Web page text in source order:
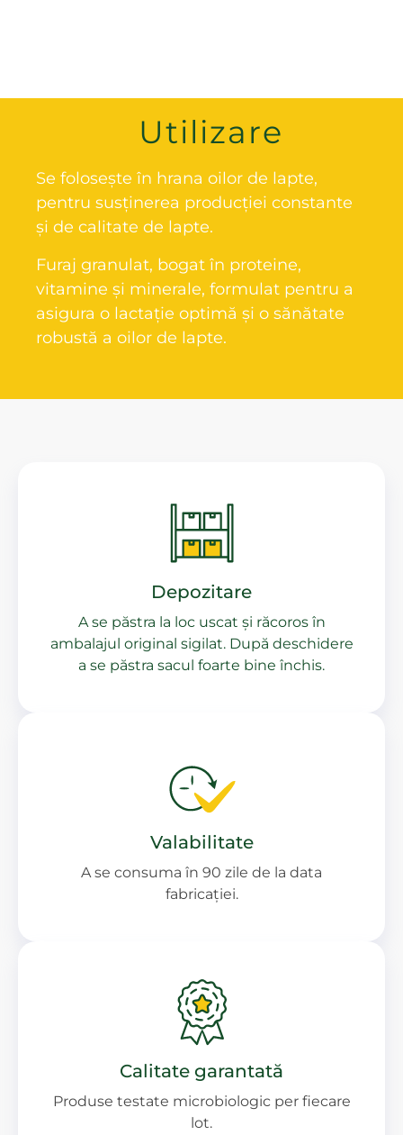
Utilizare
Se folosește în hrana oilor de lapte,
pentru susținerea producției constante
și de calitate de lapte.
Furaj granulat, bogat în proteine,
vitamine și minerale, formulat pentru a
asigura o lactație optimă și o sănătate
robustă a oilor de lapte.
Depozitare
A se păstra la loc uscat și răcoros în
ambalajul original sigilat. După deschidere
a se păstra sacul foarte bine închis.
Valabilitate
A se consuma în 90 zile de la data
fabricației.
Calitate garantată
Produse testate microbiologic per fiecare
lot.